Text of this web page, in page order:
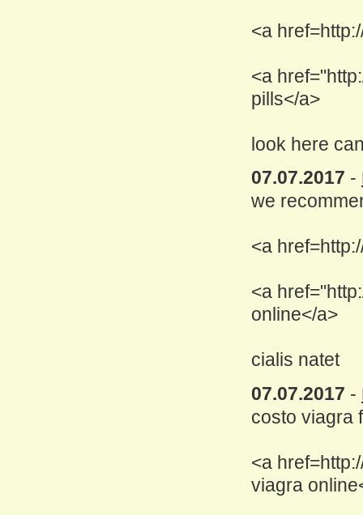
<a
<a
pills</a>
look here
07.07.2017 -
we
<a
<a
online</a>
cialis natet
07.07.2017 -
costo viagra
<a
viagra